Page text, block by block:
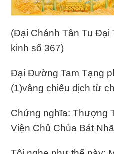
(Ðại Chánh Tân Tu Ðại
kinh số 367)
Ðại Ðường Tam Tạng
(1)vâng chiếu dịch từ
Chứng nghĩa: Thượng
Viện Chủ Chùa Bát